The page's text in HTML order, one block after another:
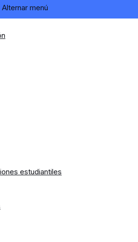
Alternar menú
estudiantiles